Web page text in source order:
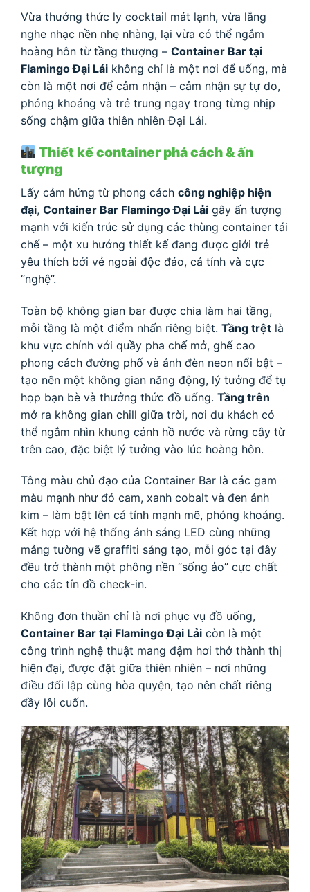
Vừa thưởng thức ly cocktail mát lạnh, vừa lắng
nghe nhạc nền nhẹ nhàng, lại vừa có thể ngắm
hoàng hôn từ tầng thượng – Container Bar tại
Flamingo Đại Lải không chỉ là một nơi để uống, mà
còn là một nơi để cảm nhận – cảm nhận sự tự do,
phóng khoáng và trẻ trung ngay trong từng nhịp
sống chậm giữa thiên nhiên Đại Lải.
Thiết kế container phá cách & ấn
tượng
Lấy cảm hứng từ phong cách công nghiệp hiện
đại, Container Bar Flamingo Đại Lải gây ấn tượng
mạnh với kiến trúc sử dụng các thùng container tái
chế – một xu hướng thiết kế đang được giới trẻ
yêu thích bởi vẻ ngoài độc đáo, cá tính và cực
“nghệ”.
Toàn bộ không gian bar được chia làm hai tầng,
mỗi tầng là một điểm nhấn riêng biệt. Tầng trệt là
khu vực chính với quầy pha chế mở, ghế cao
phong cách đường phố và ánh đèn neon nổi bật –
tạo nên một không gian năng động, lý tưởng để tụ
họp bạn bè và thưởng thức đồ uống. Tầng trên
mở ra không gian chill giữa trời, nơi du khách có
thể ngắm nhìn khung cảnh hồ nước và rừng cây từ
trên cao, đặc biệt lý tưởng vào lúc hoàng hôn.
Tông màu chủ đạo của Container Bar là các gam
màu mạnh như đỏ cam, xanh cobalt và đen ánh
kim – làm bật lên cá tính mạnh mẽ, phóng khoáng.
Kết hợp với hệ thống ánh sáng LED cùng những
mảng tường vẽ graffiti sáng tạo, mỗi góc tại đây
đều trở thành một phông nền “sống ảo” cực chất
cho các tín đồ check-in.
Không đơn thuần chỉ là nơi phục vụ đồ uống,
Container Bar tại Flamingo Đại Lải còn là một
công trình nghệ thuật mang đậm hơi thở thành thị
hiện đại, được đặt giữa thiên nhiên – nơi những
điều đối lập cùng hòa quyện, tạo nên chất riêng
đầy lôi cuốn.